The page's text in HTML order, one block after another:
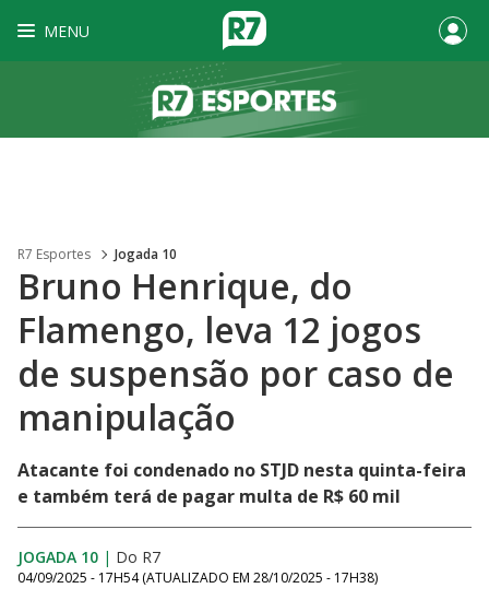
MENU
R7 Esportes Jogada 10
Bruno Henrique, do
Flamengo, leva 12 jogos
de suspensão por caso de
manipulação
Atacante foi condenado no STJD nesta quinta-feira
e também terá de pagar multa de R$ 60 mil
JOGADA 10 | Do R7
04/09/2025 - 17H54 (ATUALIZADO EM 28/10/2025 - 17H38)